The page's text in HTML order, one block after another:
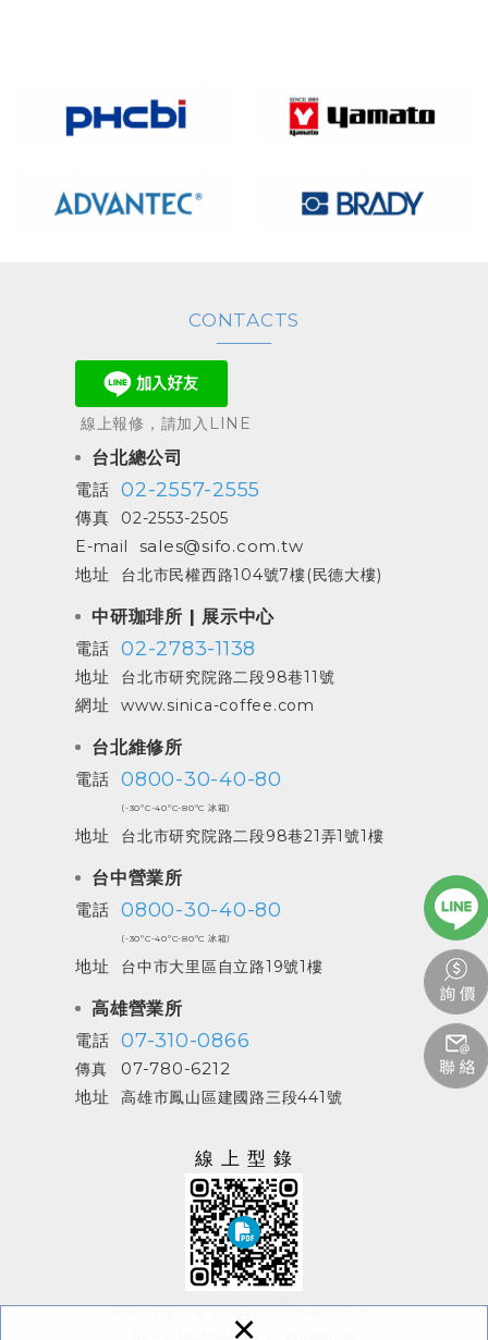
×
CONTACTS
線上報修，請加入LINE
台北總公司
電話 02-2557-2555
傳真
02-2553-2505
E-mail
sales@sifo.com.tw
地址
台北市民權西路104號7樓(民德大樓)
中研珈琲所 | 展示中心
電話 02-2783-1138
地址 台北市研究院路二段98巷11號
網址 www.sinica-coffee.com
台北維修所
電話 0800-30-40-80
(-30ºC-40ºC-80ºC 冰箱)
地址 台北市研究院路二段98巷21弄1號1樓
台中營業所
電話 0800-30-40-80
(-30ºC-40ºC-80ºC 冰箱)
地址 台中市大里區自立路19號1樓
高雄營業所
電話 07-310-0866
傳真
07-780-6212
地址
高雄市鳳山區建國路三段441號
線上型錄
Copyright © 西河科技股份有限公司
SIFO Technology Corporation